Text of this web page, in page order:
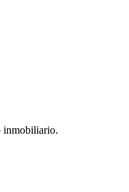
inmobiliario.